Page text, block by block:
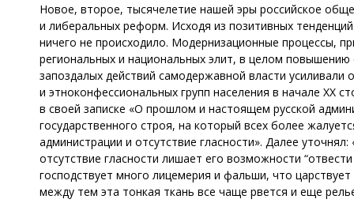
Новое, второе, тысячелетие нашей эры российское
и либеральных реформ. Исходя из позитивных
ничего не происходило. Модернизационные процессы,
региональных и национальных элит, в целом повышению
запоздалых действий самодержавной власти
и этноконфессиональных групп населения в начале ХХ
в своей записке «О прошлом и настоящем русской
государственного строя, на который всех более
администрации и отсутствие гласности». Далее
отсутствие гласности лишает его возможности
господствует много лицемерия и фальши, что
между тем эта тонкая ткань все чаще рвется и еще